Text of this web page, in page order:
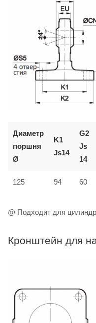
Диаметр
поршня
Ø
K1
Js14
G2
Js
14
125 94 60
@ Подходит для
Кронштейн для